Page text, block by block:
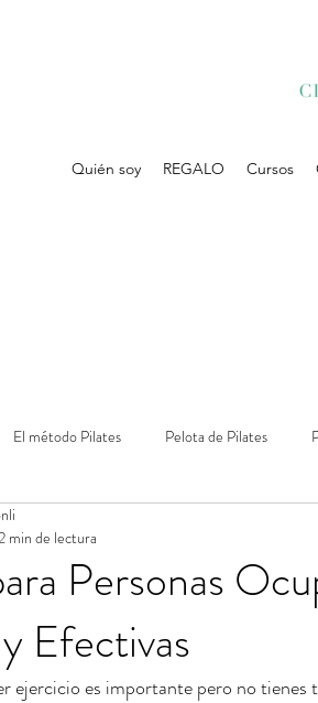
Quién soy REGALO Cursos
El método Pilates Pelota de Pilates
Pilates
Personas
Efectivas
min de lectura
ejercicio es importante pero no